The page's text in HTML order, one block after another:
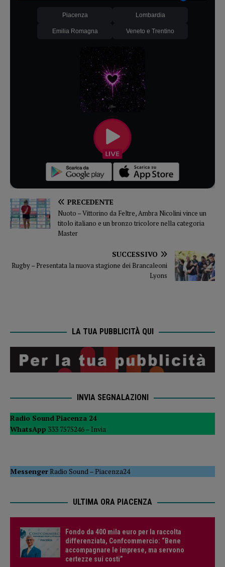
Piacenza Lombardia
Emilia Romagna Veneto e Trentino
PRECEDENTE
Nuoto – Vittorino da Feltre, Ambra Nicolini vince un
titolo italiano e un bronzo tricolore nella categoria
Master
SUCCESSIVO
Rugby – Presentata la nuova stagione dei Brancaleoni
Lyons
LA TUA PUBBLICITÀ QUI
INVIA SEGNALAZIONI
Radio Sound Piacenza 24
WhatsApp 333 7575246 – Invia
MessengerRadio Sound –Piacenza24
ULTIMA ORA PIACENZA
Fondo da 400 mila euro per la raccolta
differenziata, Confcommercio: “Bene
accompagnare le imprese, ma servono
certezze sui costi”